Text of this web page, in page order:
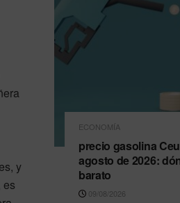
y
es
ECONOMÍA
precio gasolina
agosto de 2026:
barato
09/08/2026